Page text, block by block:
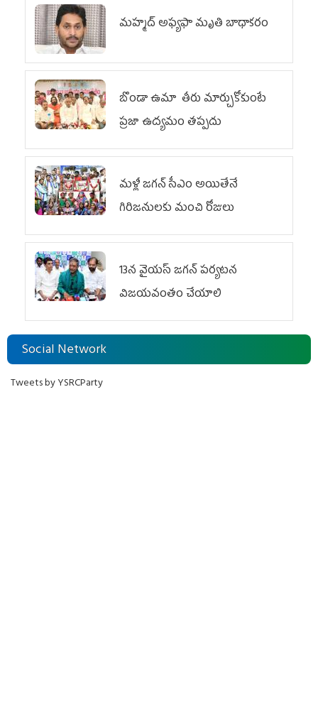
మహ్మద్‌ అఫ్యఫా మృతి బాధాకరం
బొండా ఉమా తీరు మార్చుకోకుంటే
ప్రజా ఉద్యమం తప్పదు
మళ్లీ జగన్ సీఎం అయితేనే
గిరిజనులకు మంచి రోజులు
13న వైయస్‌ జగన్‌ పర్యటన
విజయవంతం చేయాలి
Social Network
Tweets by YSRCParty